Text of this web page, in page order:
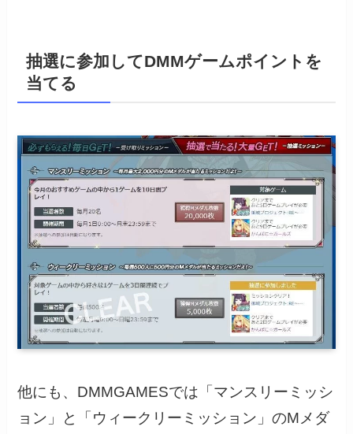
抽選に参加してDMMゲームポイントを
当てる
他にも、DMMGAMESでは「マンスリーミッシ
ョン」と「ウィークリーミッション」のMメダ